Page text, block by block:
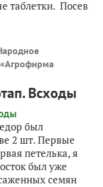
таблетки. Посев
Всходы
был
2 шт. Первые
петелька, я
был уже
семян